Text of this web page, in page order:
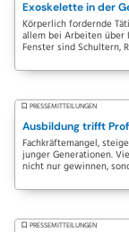
Exoskelette in der
Körperlich fordernde
allem bei Arbeiten über
Fenster sind Schultern,
PRESSEMITTEILUNGEN
Ausbildung trifft
Fachkräftemangel,
junger Generationen.
nicht nur gewinnen,
PRESSEMITTEILUNGEN